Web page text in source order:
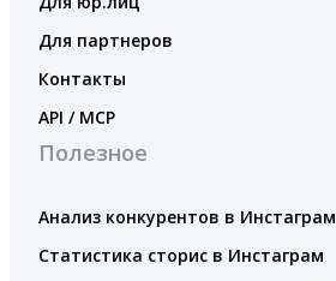
Для партнеров
Контакты
API / MCP
Полезное
Анализ конкурентов в Инстаграм
Статистика сторис в Инстаграм